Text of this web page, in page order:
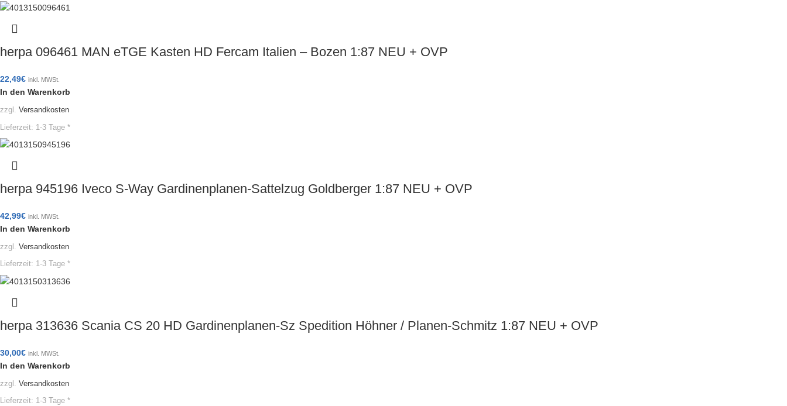
herpa 096461 MAN eTGE Kasten HD Fercam Italien – Bozen 1:87 NEU + OVP
22,49€ inkl. MWSt.
In den Warenkorb
zzgl. Versandkosten
Lieferzeit: 1-3 Tage *
herpa 945196 Iveco S-Way Gardinenplanen-Sattelzug Goldberger 1:87 NEU + OVP
42,99€ inkl. MWSt.
In den Warenkorb
zzgl. Versandkosten
Lieferzeit: 1-3 Tage *
herpa 313636 Scania CS 20 HD Gardinenplanen-Sz Spedition Höhner / Planen-Schmitz 1:87 NEU + OVP
30,00€ inkl. MWSt.
In den Warenkorb
zzgl. Versandkosten
Lieferzeit: 1-3 Tage *